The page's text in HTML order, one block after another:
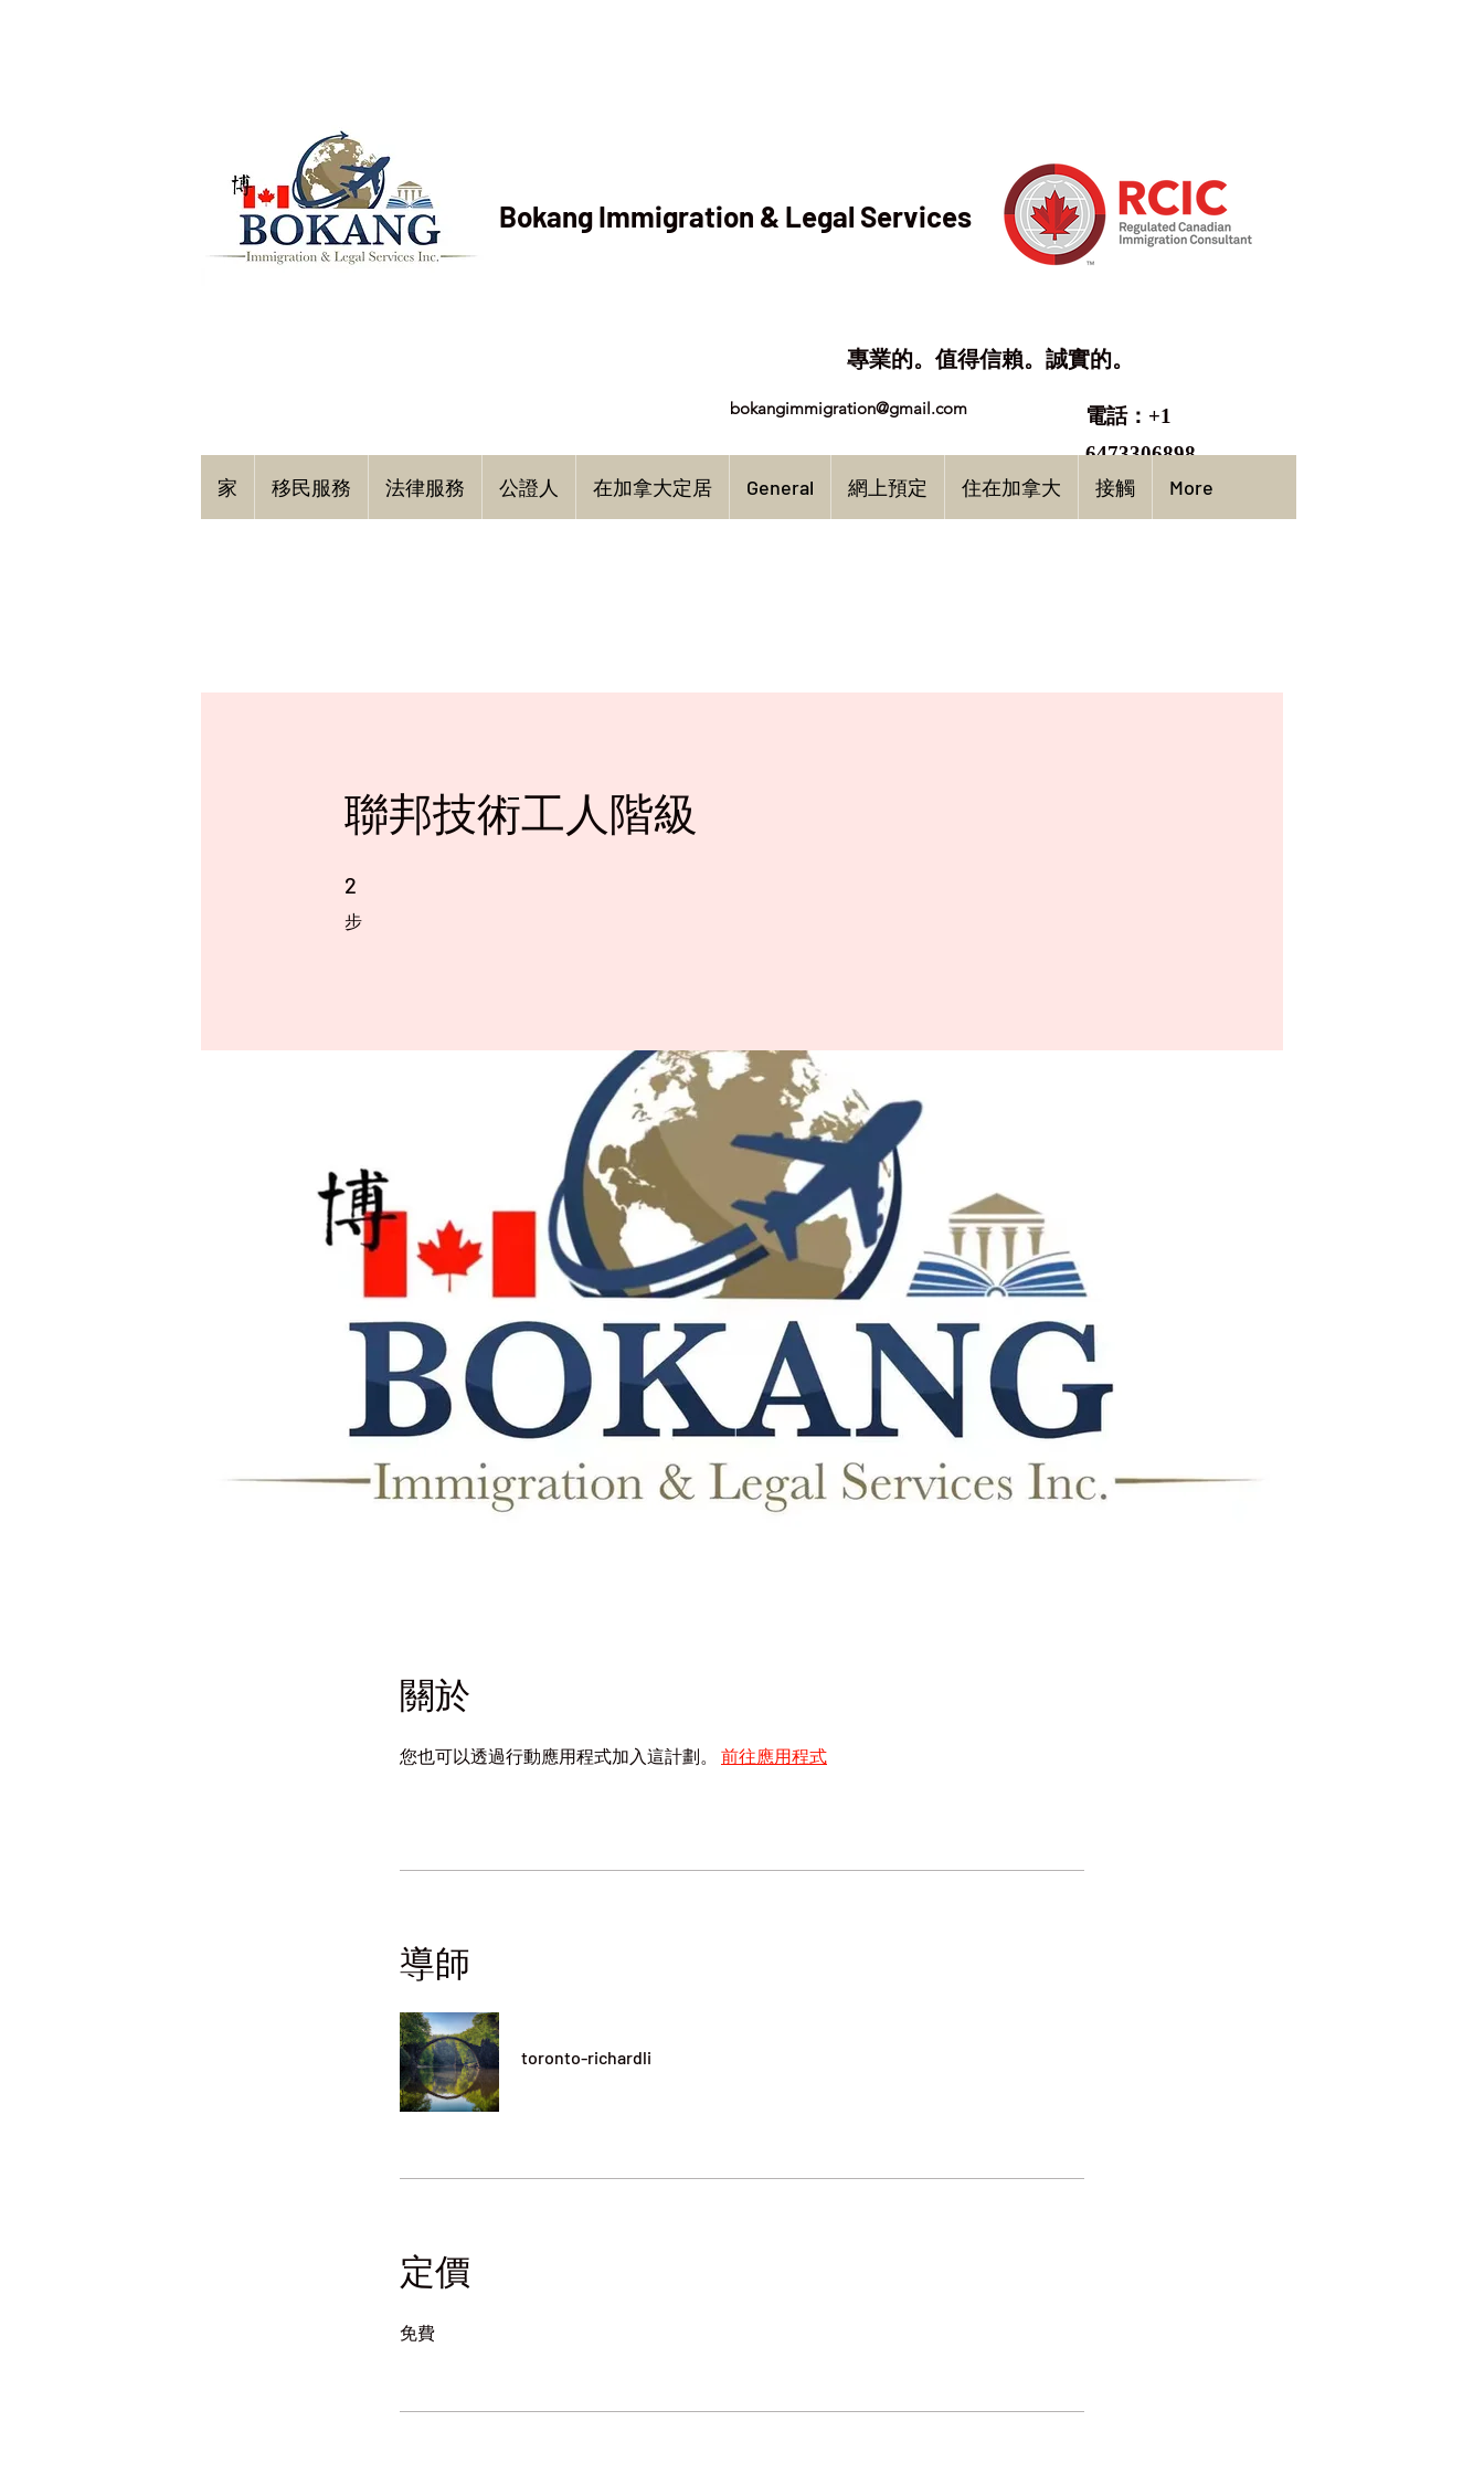
專業的。值得信賴。誠實的。
電話：+1
6473306898
bokangimmigration@gmail.com
家 移民服務 法律服務 公證人 在加拿大定居 General 網上預定 住在加拿大 接觸 More
Bokang Immigration & Legal Services
聯邦技術工人階級
2
步
2 步
關於
您也可以透過行動應用程式加入這計劃。 前往應用程式
導師
toronto-richardli
定價
免費